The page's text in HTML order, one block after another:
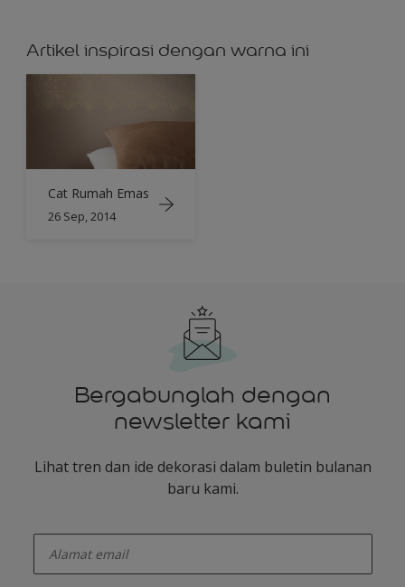
Artikel inspirasi dengan warna ini
Cat Rumah Emas
26 Sep, 2014
Bergabunglah dengan
newsletter kami
Lihat tren dan ide dekorasi dalam buletin bulanan
baru kami.